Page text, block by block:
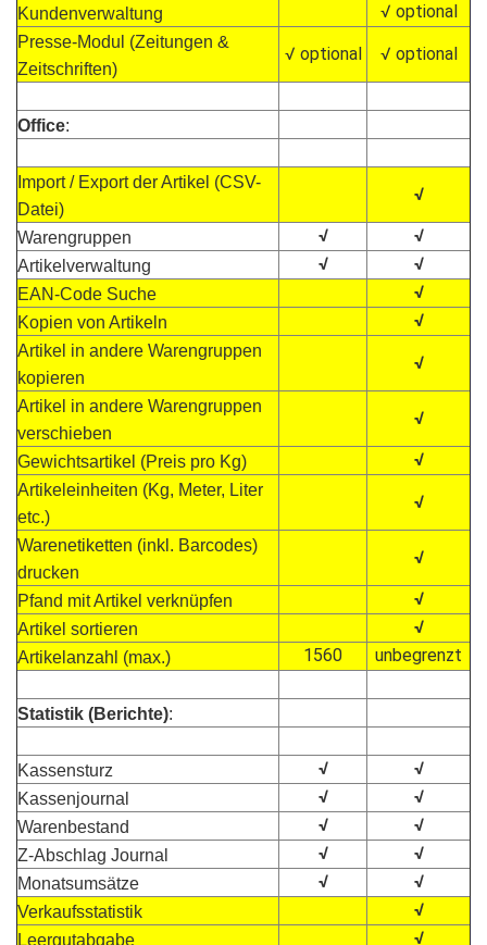
Kundenverwaltung √ optional
Presse-Modul (Zeitungen &
Zeitschriften)
√ optional √ optional
Office:
Import / Export der Artikel (CSV-
Datei)
√
Warengruppen √ √
Artikelverwaltung √ √
EAN-Code Suche √
Kopien von Artikeln √
Artikel in andere Warengruppen
kopieren
√
Artikel in andere Warengruppen
verschieben
√
Gewichtsartikel (Preis pro Kg) √
Artikeleinheiten (Kg, Meter, Liter
etc.)
√
Warenetiketten (inkl. Barcodes)
drucken
√
Pfand mit Artikel verknüpfen √
Artikel sortieren √
Artikelanzahl (max.) 1560 unbegrenzt
Statistik (Berichte):
Kassensturz √ √
Kassenjournal √ √
Warenbestand √ √
Z-Abschlag Journal √ √
Monatsumsätze √ √
Verkaufsstatistik √
Leergutabgabe √